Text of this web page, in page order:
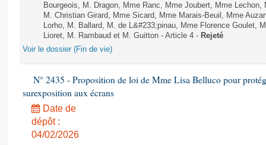
Bourgeois, M. Dragon, Mme Ranc, Mme Joubert, Mme
M. Christian Girard, Mme Sicard, Mme Marais-Beuil, Mme
Lorho, M. Ballard, M. de L&#233;pinau, Mme Florence Goulet,
Lioret, M. Rambaud et M. Guitton - Article 4 - Rejeté
Voir le dossier (Fin de vie)
N° 2435 - Proposition de loi de Mme Lisa Belluco pour
surexposition aux écrans
Date de
dépôt :
04/02/2026